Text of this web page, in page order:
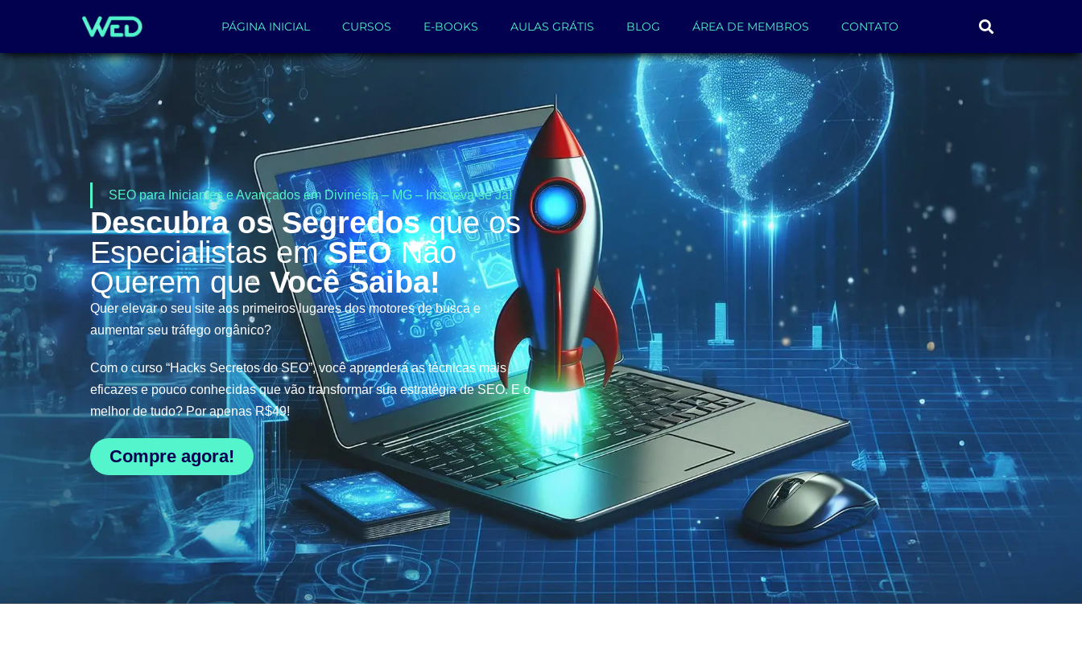
PÁGINA INICIAL CURSOS E-BOOKS AULAS GRÁTIS BLOG ÁREA DE MEMBROS CONTATO
SEO para Iniciantes e Avançados em Divinésia – MG – Inscreva-se Já!
Descubra os Segredosque os
Especialistas emSEONão
Querem que Você Saiba!
Quer elevar o seu site aos primeiros lugares dos motores de busca e
aumentar seu tráfego orgânico?
Com o curso “Hacks Secretos do SEO”, você aprenderá as técnicas mais
eficazes e pouco conhecidas que vão transformar sua estratégia de SEO. E o
melhor de tudo? Por apenas R$49!
Compre agora!